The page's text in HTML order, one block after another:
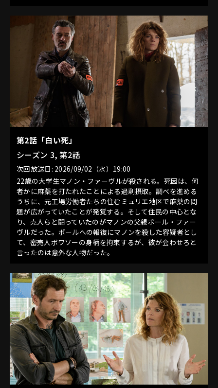
第2話「白い死」
シーズン 3, 第2話
次回放送日: 2026/09/02（水）19:00
22歳の大学生マノン・ファーヴルが殺される。死因は、何
者かに麻薬を打たれたことによる過剰摂取。調べを進める
うちに、元工場労働者たちの住むミュリエ地区で麻薬の問
題が広がっていたことが発覚する。そして住民の中心とな
り、売人らと闘っていたのがマノンの父親ポール・ファー
ヴルだった。ポールへの報復にマノンを殺した容疑者とし
て、密売人ボワソーの身柄を拘束するが、彼が会わせろと
言ったのは意外な人物だった。